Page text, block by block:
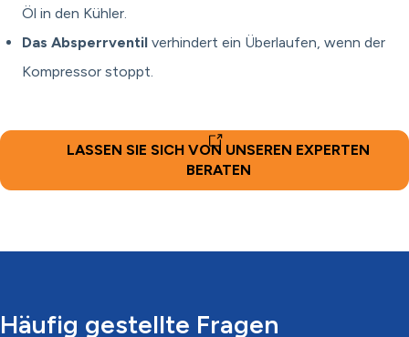
Öl in den Kühler.
Das Absperrventil verhindert ein Überlaufen, wenn der
Kompressor stoppt.
LASSEN SIE SICH VON UNSEREN EXPERTEN
BERATEN
Häufig gestellte Fragen